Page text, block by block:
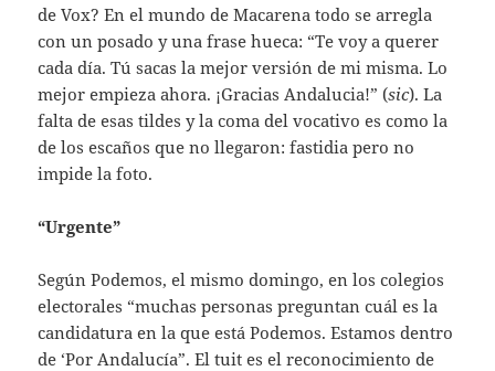
de Vox? En el mundo de Macarena todo se arregla
con un posado y una frase hueca: “Te voy a querer
cada día. Tú sacas la mejor versión de mi misma. Lo
mejor empieza ahora. ¡Gracias Andalucia!” (sic). La
falta de esas tildes y la coma del vocativo es como la
de los escaños que no llegaron: fastidia pero no
impide la foto.
“Urgente”
Según Podemos, el mismo domingo, en los colegios
electorales “muchas personas preguntan cuál es la
candidatura en la que está Podemos. Estamos dentro
de ‘Por Andalucía”. El tuit es el reconocimiento de